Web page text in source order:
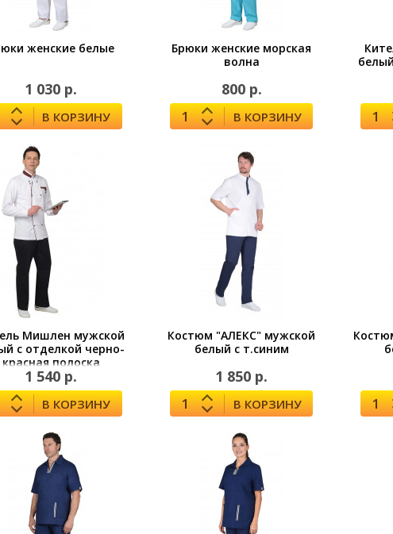
женские белые
1 030 р.
В КОРЗИНУ
Брюки женские морская
волна
800 р.
В КОРЗИНУ
Мишлен мужской
с отделкой черно-
красная полоска
1 540 р.
В КОРЗИНУ
Костюм "АЛЕКС" мужской
белый с т.синим
1 850 р.
В КОРЗИНУ